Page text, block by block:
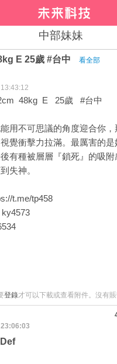
中部妹妹
E 25歲 #台中
看全部
48kg E 25歲 #台中
能用不可思議的角度迎合你
覺衝擊力拉滿。最厲害的是
有種被層層『鎖死』的吸
失神。
t.me/tp458
登錄才可以下載或查看附件。沒有賬